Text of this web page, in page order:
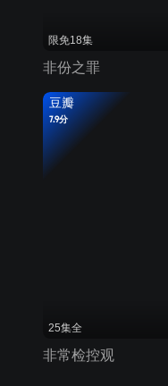
限免18集
非份之罪
豆瓣
7.9分
25集全
非常检控观